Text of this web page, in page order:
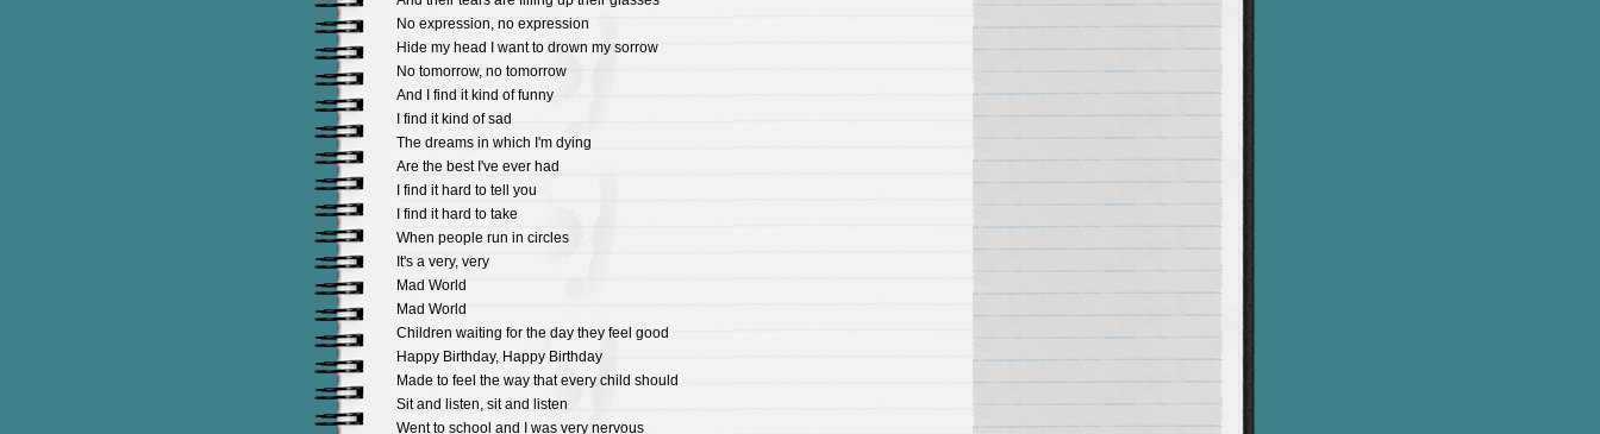
No expression, no expression
Hide my head I want to drown my sorrow
No tomorrow, no tomorrow
And I find it kind of funny
I find it kind of sad
The dreams in which I'm dying
Are the best I've ever had
I find it hard to tell you
I find it hard to take
When people run in circles
It's a very, very
Mad World
Mad World
Children waiting for the day they feel good
Happy Birthday, Happy Birthday
Made to feel the way that every child should
Sit and listen, sit and listen
Went to school and I was very nervous